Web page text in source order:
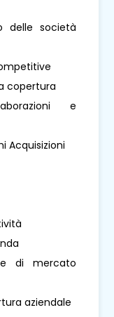
delle società
copertura
e
Acquisizioni
di mercato
aziendale